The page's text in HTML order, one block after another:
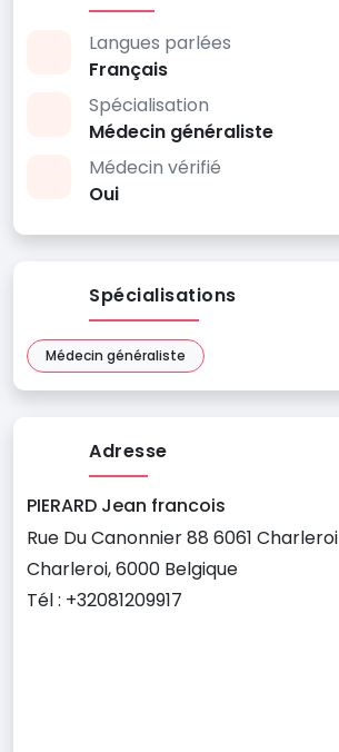
Langues parlées
Français
Spécialisation
Médecin généraliste
Médecin vérifié
Oui
Spécialisations
Médecin généraliste
Adresse
PIERARD Jean francois
Rue Du Canonnier 88 6061 Charleroi
Charleroi, 6000 Belgique
Tél : +32081209917